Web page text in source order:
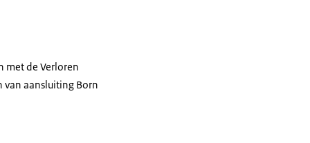
met de Verloren
van aansluiting Born